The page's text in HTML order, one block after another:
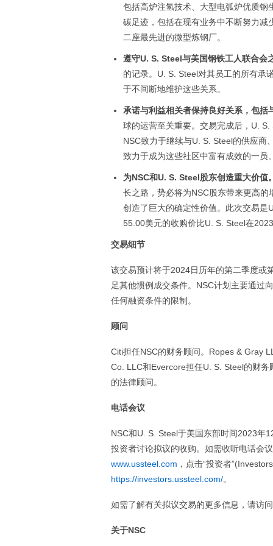
包括高炉注氢技术、大型电弧炉优质
碳足迹，包括在现有业务中不断努力
二座最先进的微型炼钢厂。
遵守U. S. Steel与美国钢铁工人联合会
的记录。U. S. Steel对其员工的所有承
于不间断地维护这些关系。
承诺与利益相关者保持良好关系，包
球的运营至关重要。交易完成后，U.
NSC致力于继续与U. S. Steel的供应商
致力于成为这些社区中富有成效的一员
为NSC和U. S. Steel股东创造重大价值
长之路，势必将为NSC股东带来更高
创造了巨大的确定性价值。此次交易
55.00美元的收购价比U. S. Steel在
交易细节
该交易预计将于2024日历年的第二季度或
足其他惯例成交条件。NSC计划主要通过
任何融资条件的限制。
顾问
Citi担任NSC的财务顾问。Ropes & Gray
Co. LLC和Evercore担任U. S. Steel的财
的法律顾问。
电话会议
NSC和U. S. Steel于美国东部时间2023年
投资者讨论拟议的收购。如需收听电话会
www.ussteel.com ，点击“投资者
https://investors.ussteel.com/。
如需了解有关拟议交易的更多信息，请访问
关于NSC